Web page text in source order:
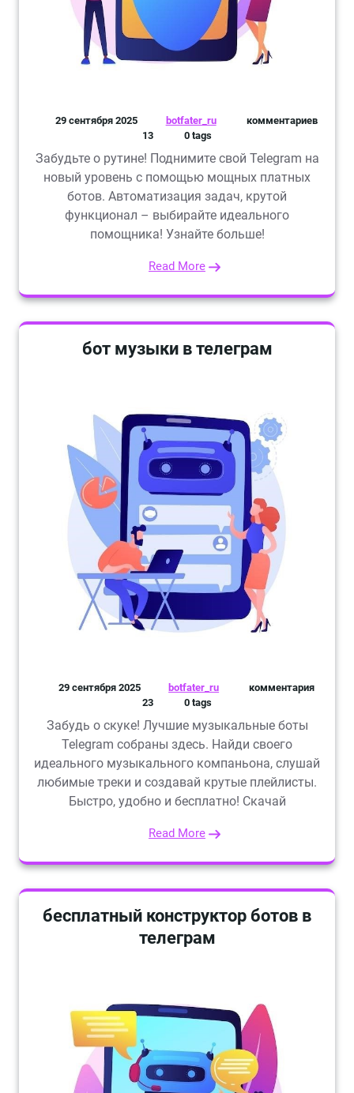
29 сентября 2025 botfater_ru
комментариев
13
0 tags
Забудьте о рутине! Поднимите свой Telegram на
новый уровень с помощью мощных платных
ботов. Автоматизация задач, крутой
функционал – выбирайте идеального
помощника! Узнайте больше!
Read More
бот музыки в телеграм
29 сентября 2025 botfater_ru
комментария
23
0 tags
Забудь о скуке! Лучшие музыкальные боты
Telegram собраны здесь. Найди своего
идеального музыкального компаньона, слушай
любимые треки и создавай крутые плейлисты.
Быстро, удобно и бесплатно! Скачай
Read More
бесплатный конструктор ботов в
телеграм